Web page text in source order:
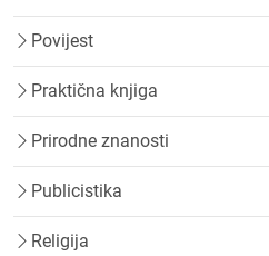
Povijest
Praktična knjiga
Prirodne znanosti
Publicistika
Religija